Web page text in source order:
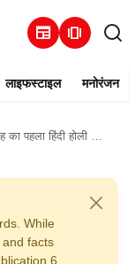
newspaper amp_stories
लाइफस्टाइल मनोरंजन
होली सांग "मेरा रोमांटिक कलर
While
facts
6